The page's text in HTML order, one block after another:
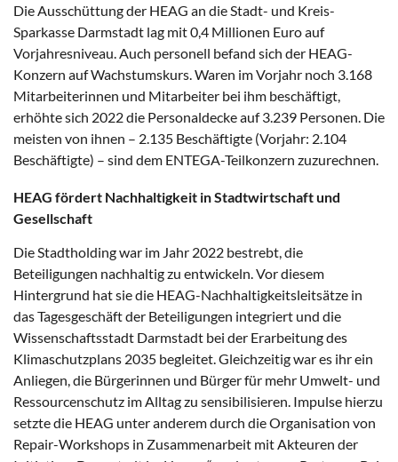
Die Ausschüttung der HEAG an die Stadt- und Kreis-
Sparkasse Darmstadt lag mit 0,4 Millionen Euro auf
Vorjahresniveau. Auch personell befand sich der HEAG-
Konzern auf Wachstumskurs. Waren im Vorjahr noch 3.168
Mitarbeiterinnen und Mitarbeiter bei ihm beschäftigt,
erhöhte sich 2022 die Personaldecke auf 3.239 Personen. Die
meisten von ihnen – 2.135 Beschäftigte (Vorjahr: 2.104
Beschäftigte) – sind dem ENTEGA-Teilkonzern zuzurechnen.
HEAG fördert Nachhaltigkeit in Stadtwirtschaft und
Gesellschaft
Die Stadtholding war im Jahr 2022 bestrebt, die
Beteiligungen nachhaltig zu entwickeln. Vor diesem
Hintergrund hat sie die HEAG-Nachhaltigkeitsleitsätze in
das Tagesgeschäft der Beteiligungen integriert und die
Wissenschaftsstadt Darmstadt bei der Erarbeitung des
Klimaschutzplans 2035 begleitet. Gleichzeitig war es ihr ein
Anliegen, die Bürgerinnen und Bürger für mehr Umwelt- und
Ressourcenschutz im Alltag zu sensibilisieren. Impulse hierzu
setzte die HEAG unter anderem durch die Organisation von
Repair-Workshops in Zusammenarbeit mit Akteuren der